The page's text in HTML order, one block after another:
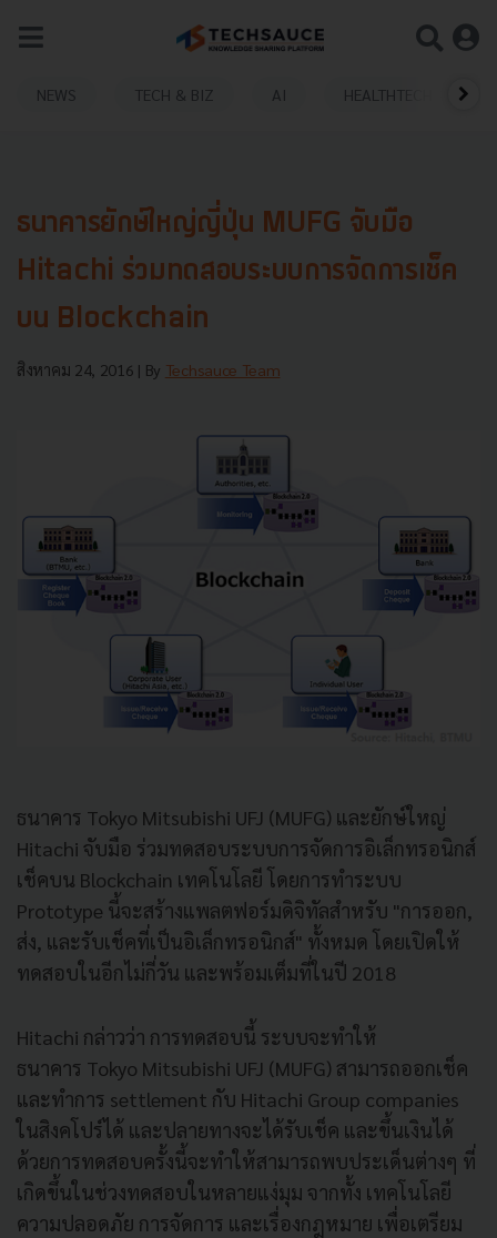
NEWS TECH & BIZ AI HEALTHTECH
ธนาคารยักษ์ใหญ่ญี่ปุ่น MUFG จับมือ
Hitachi ร่วมทดสอบระบบการจัดการเช็ค
บน Blockchain
สิงหาคม 24, 2016 | By Techsauce Team
ธนาคาร Tokyo Mitsubishi UFJ (MUFG) และยักษ์ใหญ่
Hitachi จับมือ ร่วมทดสอบระบบการจัดการอิเล็กทรอนิกส์
เช็คบน Blockchain เทคโนโลยี โดยการทำระบบ
Prototype นี้จะสร้างแพลตฟอร์มดิจิทัลสำหรับ "การออก,
ส่ง, และรับเช็คที่เป็นอิเล็กทรอนิกส์" ทั้งหมด โดยเปิดให้
ทดสอบในอีกไม่กี่วัน และพร้อมเต็มที่ในปี 2018
Hitachi กล่าวว่า การทดสอบนี้ ระบบจะทำให้
ธนาคาร Tokyo Mitsubishi UFJ (MUFG) สามารถออกเช็ค
และทำการ settlement กับ Hitachi Group companies
ในสิงคโปร์ได้ และปลายทางจะได้รับเช็ค และขึ้นเงินได้
ด้วยการทดสอบครั้งนี้จะทำให้สามารถพบประเด็นต่างๆ ที่
เกิดขึ้นในช่วงทดสอบในหลายแง่มุม จากทั้ง เทคโนโลยี
ความปลอดภัย การจัดการ และเรื่องกฎหมาย เพื่อเตรียม